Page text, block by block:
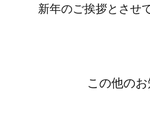
新年のご挨拶とさせ
この他の